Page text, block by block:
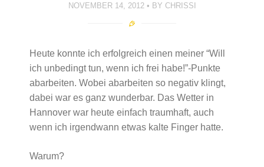
NOVEMBER 14, 2012 BY CHRISSI
Heute konnte ich erfolgreich einen meiner “Will
ich unbedingt tun, wenn ich frei habe!”-Punkte
abarbeiten. Wobei abarbeiten so negativ klingt,
dabei war es ganz wunderbar. Das Wetter in
Hannover war heute einfach traumhaft, auch
wenn ich irgendwann etwas kalte Finger hatte.
Warum?